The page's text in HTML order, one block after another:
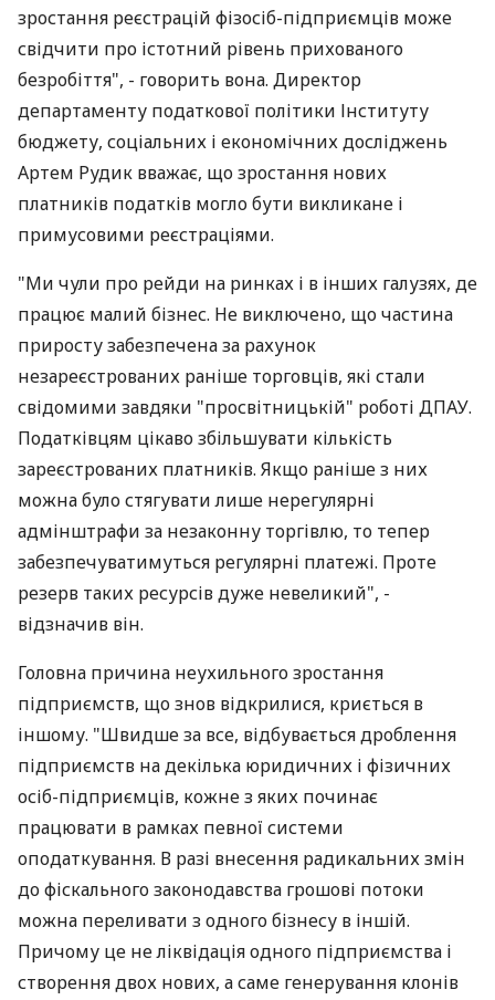
зростання реєстрацій фізосіб-підприємців може
свідчити про істотний рівень прихованого
безробіття", - говорить вона. Директор
департаменту податкової політики Інституту
бюджету, соціальних і економічних досліджень
Артем Рудик вважає, що зростання нових
платників податків могло бути викликане і
примусовими реєстраціями.
"Ми чули про рейди на ринках і в інших галузях, де
працює малий бізнес. Не виключено, що частина
приросту забезпечена за рахунок
незареєстрованих раніше торговців, які стали
свідомими завдяки "просвітницькій" роботі ДПАУ.
Податківцям цікаво збільшувати кількість
зареєстрованих платників. Якщо раніше з них
можна було стягувати лише нерегулярні
адмінштрафи за незаконну торгівлю, то тепер
забезпечуватимуться регулярні платежі. Проте
резерв таких ресурсів дуже невеликий", -
відзначив він.
Головна причина неухильного зростання
підприємств, що знов відкрилися, криється в
іншому. "Швидше за все, відбувається дроблення
підприємств на декілька юридичних і фізичних
осіб-підприємців, кожне з яких починає
працювати в рамках певної системи
оподаткування. В разі внесення радикальних змін
до фіскального законодавства грошові потоки
можна переливати з одного бізнесу в іншій.
Причому це не ліквідація одного підприємства і
створення двох нових, а саме генерування клонів